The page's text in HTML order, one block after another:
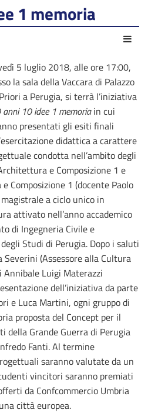
1 memoria
5 luglio 2018, alle ore 17:00,
la sala della Vaccara di Palazzo
a Perugia, si terrà l’iniziativa
anni 10 idee 1 memoriain cui
presentati gli esiti finali
didattica a carattere
condotta nell’ambito degli
e Composizione 1 e
Composizione 1 (docente Paolo
a ciclo unico in
attivato nell’anno accademico
di Ingegneria Civile e
Studi di Perugia. Dopo i saluti
(Assessore alla Cultura
Annibale Luigi Materazzi
dell’iniziativa da parte
e Luca Martini, ogni gruppo di
proposta del Concept per il
della Grande Guerra di Perugia
Fanti. Al termine
saranno valutate da un
vincitori saranno premiati
da Confcommercio Umbria
città europea.